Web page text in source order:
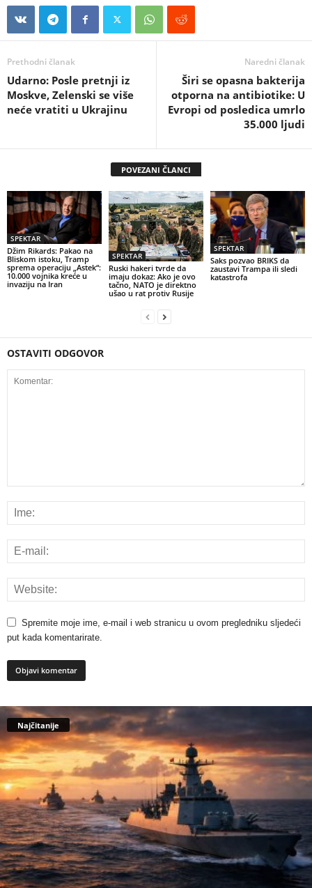
Prethodni članak
Udarno: Posle pretnji iz
Moskve, Zelenski se više
neće vratiti u Ukrajinu
Naredni članak
Širi se opasna bakterija
otporna na antibiotike: U
Evropi od posledica umrlo
35.000 ljudi
POVEZANI ČLANCI
SPEKTAR
Džim Rikards: Pakao na
Bliskom istoku, Tramp
sprema operaciju „Astek“:
10.000 vojnika kreće u
invaziju na Iran
SPEKTAR
Ruski hakeri tvrde da
imaju dokaz: Ako je ovo
tačno, NATO je direktno
ušao u rat protiv Rusije
SPEKTAR
Saks pozvao BRIKS da
zaustavi Trampa ili sledi
katastrofa
OSTAVITI ODGOVOR
Spremite moje ime, e-mail i web stranicu u ovom pregledniku sljedeći
put kada komentarirate.
Najčitanije